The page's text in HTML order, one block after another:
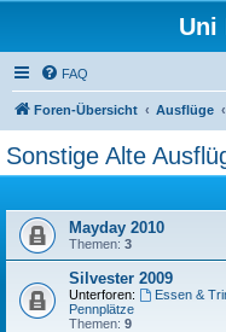
Uni
FAQ
Foren-Übersicht Ausflüge
Sonstige Alte
Mayday 2010
Themen: 3
Silvester 2009
Unterforen: Essen &
Pennplätze
Themen: 9